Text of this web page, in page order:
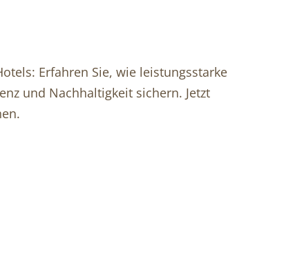
Erfahren Sie, wie leistungsstarke
und Nachhaltigkeit sichern. Jetzt